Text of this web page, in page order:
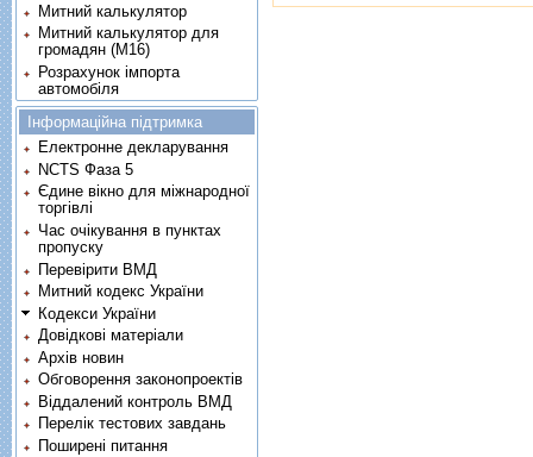
Митний калькулятор
Митний калькулятор для
громадян (М16)
Розрахунок імпорта
автомобіля
Інформаційна підтримка
Електронне декларування
NCTS Фаза 5
Єдине вікно для міжнародної
торгівлі
Час очікування в пунктах
пропуску
Перевірити ВМД
Митний кодекс України
Кодекси України
Довідкові матеріали
Архів новин
Обговорення законопроектів
Віддалений контроль ВМД
Перелік тестових завдань
Поширені питання